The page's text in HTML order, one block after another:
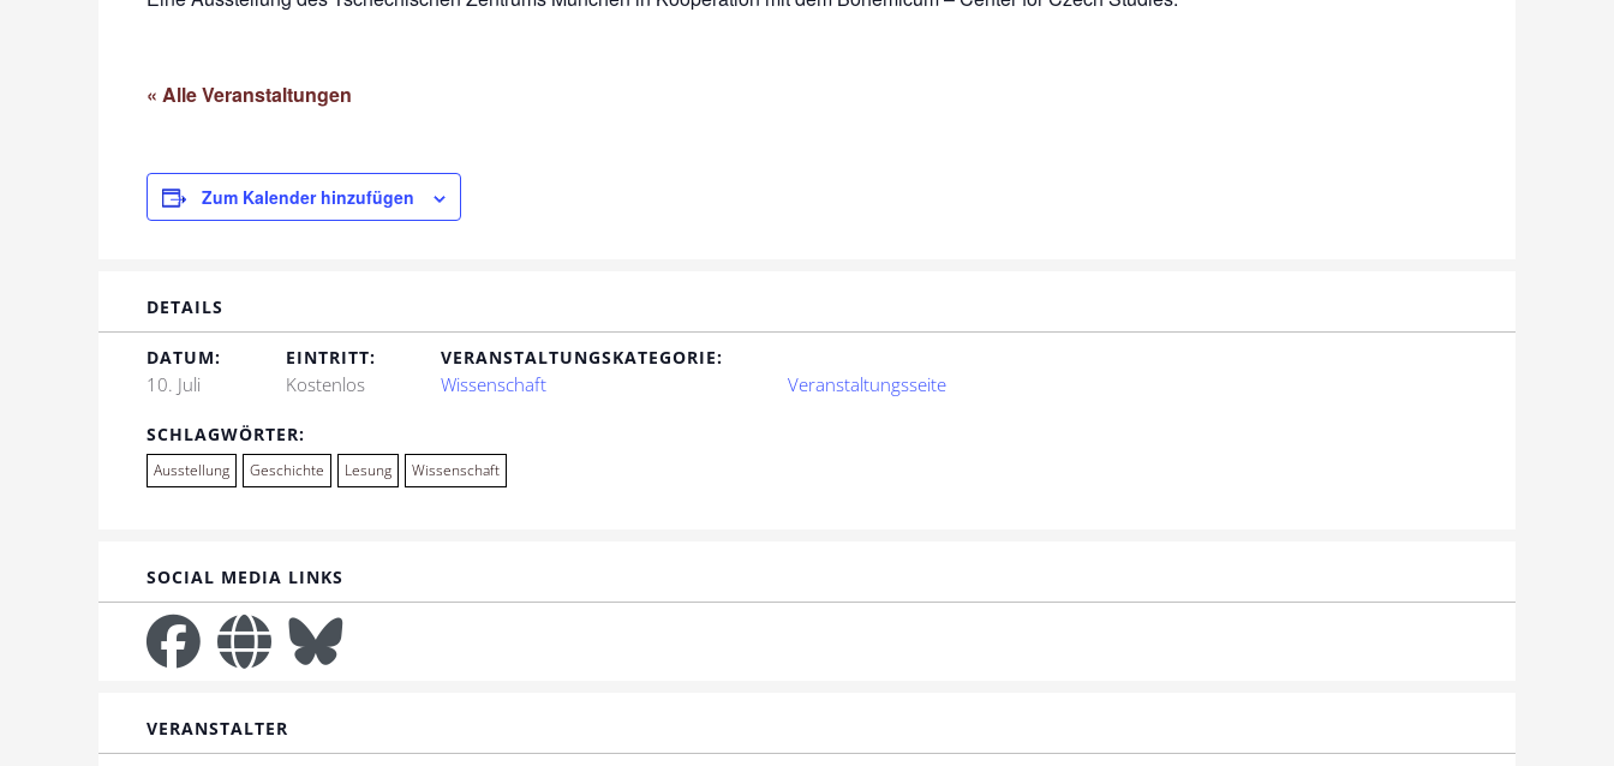
« Alle Veranstaltungen
Zum Kalender hinzufügen
DETAILS
DATUM:
10. Juli
EINTRITT:
Kostenlos
VERANSTALTUNGSKATEGORIE:
Wissenschaft Veranstaltungsseite
SCHLAGWÖRTER:
Ausstellung Geschichte Lesung Wissenschaft
SOCIAL MEDIA LINKS
VERANSTALTER